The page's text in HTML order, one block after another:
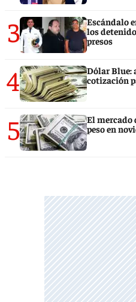
3
Escándalo
los
presos
4
Dólar Blue:
cotización
5
El mercado
peso en